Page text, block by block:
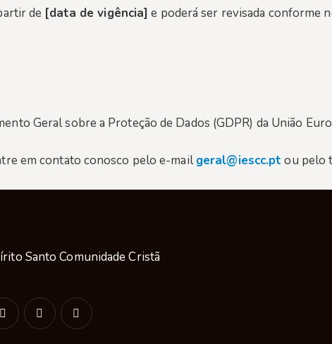
de [data de vigência] e poderá ser revisada conforme
Geral sobre a Proteção de Dados (GDPR) da União
em contato conosco pelo e-mailgeral@iescc.pt ou pelo